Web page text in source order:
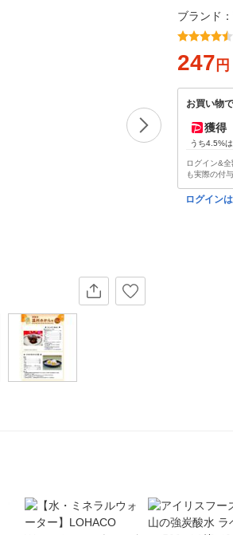
ブランド：
247 円
お買い物
獲得
うち4.5%は
ログイン&
も実際の付
ログイン